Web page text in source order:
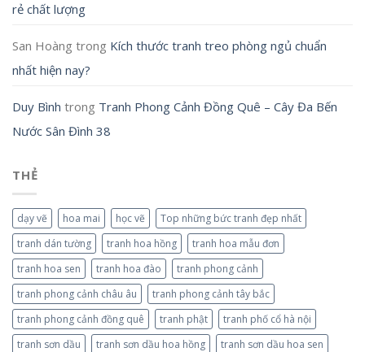
rẻ chất lượng
San Hoàng trong Kích thước tranh treo phòng ngủ chuẩn
nhất hiện nay?
Duy Bình trong Tranh Phong Cảnh Đồng Quê – Cây Đa Bến
Nước Sân Đình 38
THẺ
dạy vẽ hoa mai học vẽ
Top những bức tranh đẹp nhất
tranh dán tường
tranh hoa hồng
tranh hoa mẫu đơn
tranh hoa sen
tranh hoa đào
tranh phong cảnh
tranh phong cảnh châu âu
tranh phong cảnh tây bắc
tranh phong cảnh đồng quê
tranh phật
tranh phố cổ hà nội
tranh sơn dầu
tranh sơn dầu hoa hồng
tranh sơn dầu hoa sen